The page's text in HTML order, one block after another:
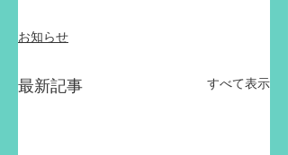
お知らせ
最新記事 すべて表示